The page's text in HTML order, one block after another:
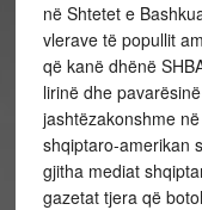
në Shtetet e
vlerave të popullit
që kanë dhënë
lirinë dhe
jashtëzakonshme
shqiptaro-amerikan
gjitha mediat
gazetat tjera që